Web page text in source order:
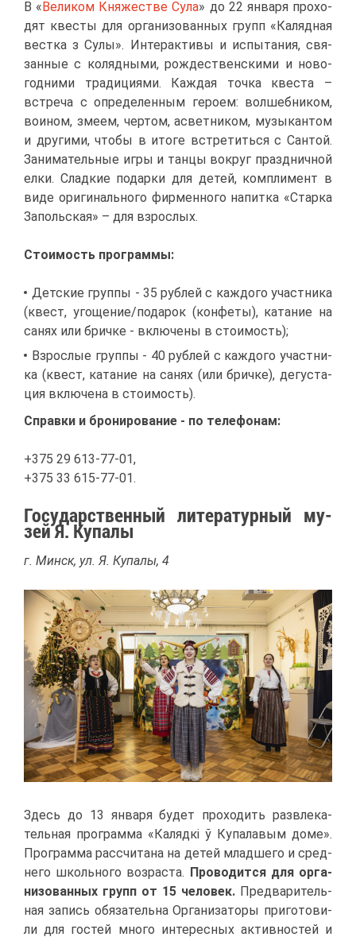
В « Ве­ли­ком Кня­же­стве Су­ла» до 22 ян­ва­ря про­хо­
дят кве­сты для ор­га­ни­зо­ван­ных групп «Каляд­ная
вест­ка з Су­лы». Ин­тер­ак­ти­вы и ис­пы­та­ния, свя­
зан­ные с ко­ляд­ны­ми, рож­де­ствен­ски­ми и но­во­
год­ни­ми тра­ди­ци­я­ми. Каж­дая точ­ка кве­ста –
встре­ча с опре­де­лен­ным ге­ро­ем: вол­шеб­ни­ком,
во­и­ном, зме­ем, чер­том, асвет­ни­ком, му­зы­кан­том
и дру­ги­ми, что­бы в ито­ге встре­тить­ся с Сан­той.
За­ни­ма­тель­ные иг­ры и тан­цы во­круг празд­нич­ной
ел­ки. Слад­кие по­дар­ки для де­тей, ком­пли­мент в
ви­де ори­ги­наль­но­го фир­мен­но­го на­пит­ка «Стар­ка
За­поль­ская» – для взрос­лых.
Сто­и­мость про­грам­мы:
Дет­ские груп­пы - 35 руб­лей с каж­до­го участ­ни­ка
(квест, уго­ще­ние/по­да­рок (кон­фе­ты), ка­та­ние на
са­нях или брич­ке - вклю­че­ны в сто­и­мость);
Взрос­лые груп­пы - 40 руб­лей с каж­до­го участ­ни­
ка (квест, ка­та­ние на са­нях (или брич­ке), де­гу­ста­
ция вклю­че­на в сто­и­мость).
Справ­ки и бро­ни­ро­ва­ние - по те­ле­фо­нам:
+375 29 613-77-01,
+375 33 615-77-01.
Го­су­дар­ствен­ный ли­те­ра­тур­ный му­
зей Я. Ку­па­лы
г. Минск, ул. Я. Ку­па­лы, 4
Здесь до 13 ян­ва­ря бу­дет про­хо­дить раз­вле­ка­
тель­ная про­грам­ма «Калядкі ў Ку­па­ла­вым до­ме».
Про­грам­ма рас­счи­та­на на де­тей млад­ше­го и сред­
не­го школь­но­го воз­рас­та. Про­во­дит­ся для ор­га­
ни­зо­ван­ных групп от 15 че­ло­век. Пред­ва­ри­тель­
ная за­пись обя­за­тель­на Ор­га­ни­за­то­ры при­го­то­ви­
ли для го­стей мно­го ин­те­рес­ных ак­тив­но­стей и